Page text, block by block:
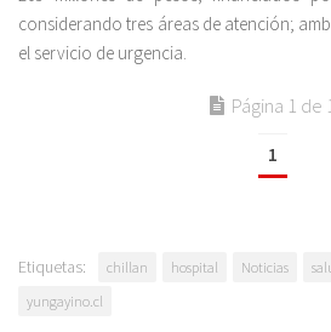
considerando tres áreas de atención;
el servicio de urgencia.
Página 1 de
1
Etiquetas: chillan hospital Noticias
yungayino.cl